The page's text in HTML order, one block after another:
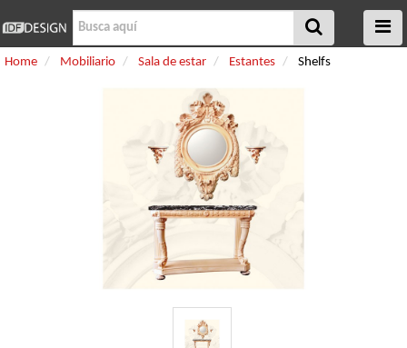
Home Mobiliario Sala de estar Estantes Shelfs